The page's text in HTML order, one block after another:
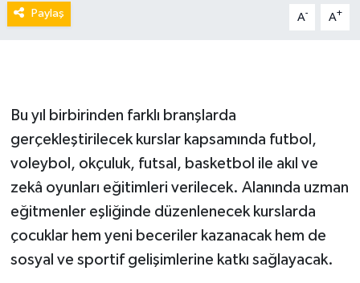
Paylaş A- A+
Bu yıl birbirinden farklı branşlarda
gerçekleştirilecek kurslar kapsamında futbol,
voleybol, okçuluk, futsal, basketbol ile akıl ve
zekâ oyunları eğitimleri verilecek. Alanında uzman
eğitmenler eşliğinde düzenlenecek kurslarda
çocuklar hem yeni beceriler kazanacak hem de
sosyal ve sportif gelişimlerine katkı sağlayacak.